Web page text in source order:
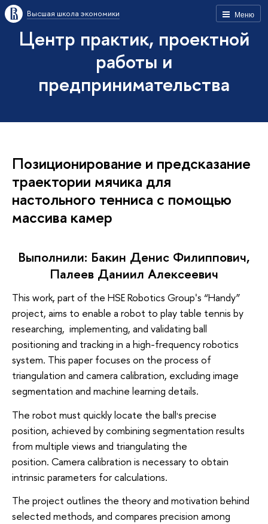
Меню
Высшая школа экономики
Центр практик, проектной
работы и
предпринимательства
Позиционирование и предсказание
траектории мячика для
настольного тенниса с помощью
массива камер
Выполнили: Бакин Денис Филиппович,
Палеев Даниил Алексеевич
This work, part of the HSE Robotics Group's “Handy”
project, aims to enable a robot to play table tennis by
researching, implementing, and validating ball
positioning and tracking in a high-frequency robotics
system. This paper focuses on the process of
triangulation and camera calibration, excluding image
segmentation and machine learning details.
The robot must quickly locate the ball's precise
position, achieved by combining segmentation results
from multiple views and triangulating the
position. Camera calibration is necessary to obtain
intrinsic parameters for calculations.
The project outlines the theory and motivation behind
selected methods, and compares precision among